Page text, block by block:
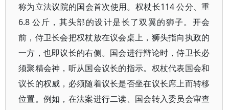
称为立法议院的国会首次使用。权杖长114 公分、重
6.8 公斤，其头部的设计是长了双翼的狮子。开会
前，侍卫长会把权杖放在议会桌上，狮头指向执政的
一方，也即议长的右侧。国会进行辩论时，侍卫长必
须聚精会神，听从国会议长的指示。权杖代表国会和
议长的权威，必须随着议长是否坐在议长席上而转移
位置。例如，在法案进行二读、国会转入委员会审查